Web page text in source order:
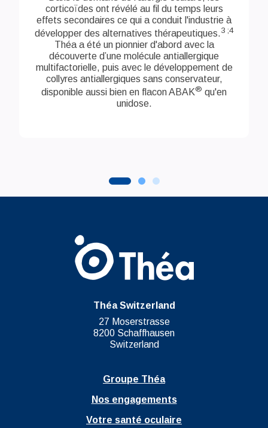
corticoïdes ont révélé au fil du temps leurs
effets secondaires ce qui a conduit l'industrie à
développer des alternatives thérapeutiques.3 ;4
Théa a été un pionnier d'abord avec la
découverte d’une molécule antiallergique
multifactorielle, puis avec le développement de
collyres antiallergiques sans conservateur,
disponible aussi bien en flacon ABAK® qu'en
unidose.
Théa Switzerland
27 Moserstrasse
8200 Schaffhausen
Switzerland
Groupe Théa
Nos engagements
Votre santé oculaire